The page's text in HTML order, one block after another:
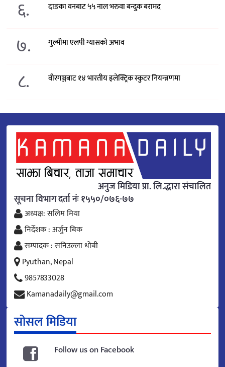
६. दाङका वनबाट ५५ नाल भरुवा बन्दुक बरामद
७. गुल्मीमा एलपी ग्यासको अभाव
८. वीरगञ्जबाट १४ भारतीय इलेक्ट्रिक स्कुटर नियन्त्रणमा
अनुज मिडिया प्रा. लि.द्धारा संचालित
सूचना विभाग दर्ता नंः १५५०/०७६-७७
अध्यक्ष: सलिम मिया
निर्देशक : अर्जुन बिक
सम्पादक : सनिउल्ला धोबी
Pyuthan, Nepal
9857833028
Kamanadaily@gmail.com
सोसल मिडिया
Follow us on Facebook